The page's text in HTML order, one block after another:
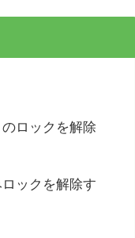
ロックを解除
ックを解除す